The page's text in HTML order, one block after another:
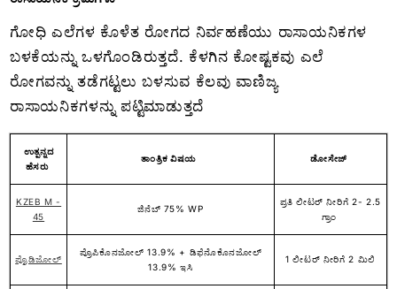
ಗೋಧಿ ಎಲೆಗಳ ಕೊಳೆತ ರೋಗದ ನಿರ್ವಹಣೆಯು ರಾಸಾಯನಿಕಗಳ
ಬಳಕೆಯನ್ನು ಒಳಗೊಂಡಿರುತ್ತದೆ. ಕೆಳಗಿನ ಕೋಷ್ಟಕವು ಎಲೆ
ರೋಗವನ್ನು ತಡೆಗಟ್ಟಲು ಬಳಸುವ ಕೆಲವು ವಾಣಿಜ್ಯ
ರಾಸಾಯನಿಕಗಳನ್ನು ಪಟ್ಟಿಮಾಡುತ್ತದೆ
ಉತ್ಪನ್ನದ
ಹೆಸರು
ತಾಂತ್ರಿಕ ವಿಷಯ ಡೋಸೇಜ್
KZEB M -
45
ಜಿನೆಬ್ 75% WP
ಪ್ರತಿ ಲೀಟರ್ ನೀರಿಗೆ 2- 2.5
ಗ್ರಾಂ
ಪ್ರೊಡಿಜೋಲ್
ಪ್ರೊಪಿಕೊನಜೋಲ್ 13.9% + ಡಿಫೆನೊಕೊನಜೋಲ್
13.9% ಇಸಿ
1 ಲೀಟರ್ ನೀರಿಗೆ 2 ಮಿಲಿ